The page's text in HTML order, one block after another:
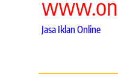
Jasa Iklan Online